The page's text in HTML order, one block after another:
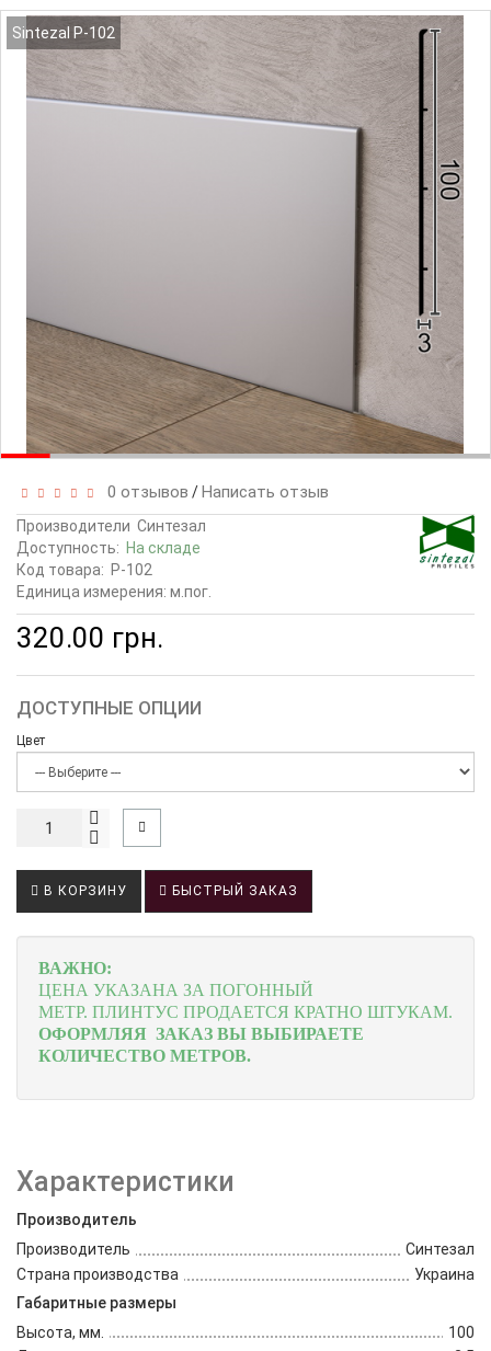
Sintezal P-102
0 отзывов /Написать отзыв
Производители Синтезал
Доступность: На складе
Код товара: P-102
Единица измерения: м.пог.
320.00 грн.
ДОСТУПНЫЕ ОПЦИИ
Цвет
В КОРЗИНУ БЫСТРЫЙ ЗАКАЗ
ВАЖНО:
ЦЕНА УКАЗАНА ЗА ПОГОННЫЙ
МЕТР. ПЛИНТУС ПРОДАЕТСЯ КРАТНО ШТУКАМ.
ОФОРМЛЯЯ ЗАКАЗ ВЫ ВЫБИРАЕТЕ
КОЛИЧЕСТВО МЕТРОВ.
Характеристики
Производитель
Производитель
Синтезал
Страна производства
Украина
Габаритные размеры
Высота, мм.
100